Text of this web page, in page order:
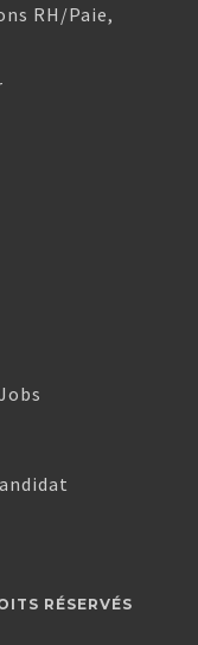
RH/Paie,
RÉSERVÉS